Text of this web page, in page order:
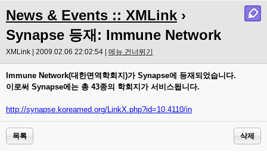
News & Events :: XMLink ›
Synapse 등재: Immune Network
XMLink | 2009.02.06 22:02:54 | 메뉴 건너뛰기
Immune Network(대한면역학회지)가 Synapse에 등재되었습니다.
이로써 Synapse에는 총 43종의 학회지가 서비스됩니다.
http://synapse.koreamed.org/LinkX.php?id=10.4110/in
목록 삭제